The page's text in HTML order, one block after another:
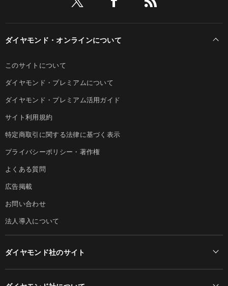
ダイヤモンド・オンラインについて
このサイトについて
ダイヤモンド・プレミアムについて
ダイヤモンド・プレミアム活用ガイド
サイト利用規約
特定商取引に関する法律に基づく表示
プライバシーポリシー・著作権
よくある質問
広告掲載
お問い合わせ
法人導入について
ダイヤモンド社のサイト